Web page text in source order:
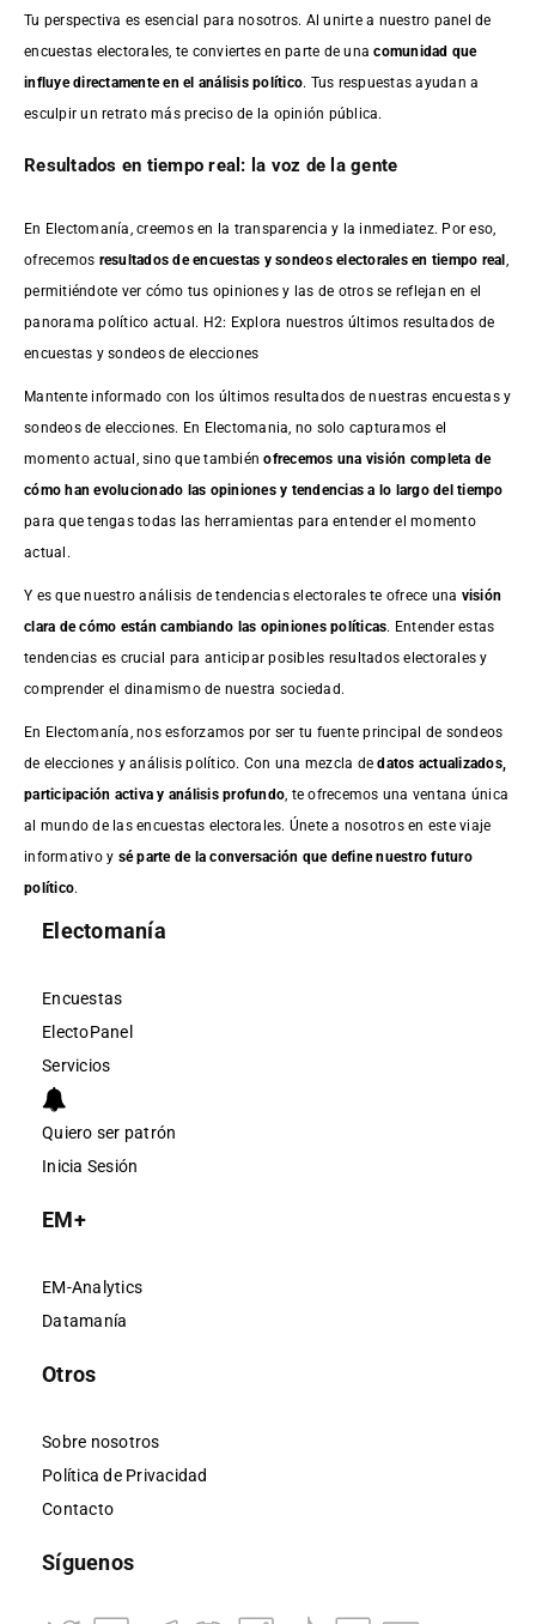
Tu perspectiva es esencial para nosotros. Al unirte a nuestro panel de
encuestas electorales, te conviertes en parte de unacomunidad que
influye directamente en el análisis político. Tus respuestas ayudan a
esculpir un retrato más preciso de la opinión pública.
Resultados en tiempo real: la voz de la gente
En Electomanía, creemos en la transparencia y la inmediatez. Por eso,
ofrecemos resultados deencuestas y sondeos electorales en tiempo real
permitiéndote ver cómo tus opiniones y las de otros se reflejan en el
panorama político actual. H2: Explora nuestros últimos resultados de
encuestas y sondeos de elecciones
Mantente informado con los últimos resultados de nuestras encuestasy
sondeos de elecciones. En Electomania, no solo capturamos el
momento actual, sino que tambiénofrecemos una visión completa de
cómo han evolucionado las opiniones y tendencias a lo largo del tiempo
para que tengas todas las herramientas para entender el momento
actual.
Y es que nuestro análisis de tendencias electorales te ofrece una visión
clara de cómo están cambiando las opiniones políticas. Entender estas
tendencias es crucial para anticipar posibles resultados electorales y
comprender el dinamismo de nuestra sociedad.
En Electomanía, nos esforzamos por ser tu fuente principal de sondeos
de elecciones y análisis político. Con una mezcla dedatos actualizados,
participación activa y análisis profundo , te ofrecemos una ventana única
al mundo de las encuestas electorales. Únete a nosotros en este viaje
informativo y sé parte de la conversación que define nuestro futuro
político.
Electomanía
Encuestas
ElectoPanel
Servicios
Quiero ser patrón
Inicia Sesión
EM+
EM-Analytics
Datamanía
Otros
Sobre nosotros
Política de Privacidad
Contacto
Síguenos